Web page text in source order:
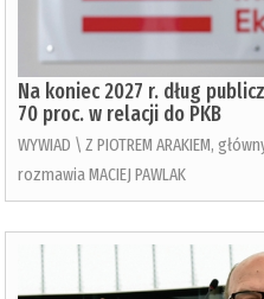
Na koniec 2027 r. dług
70 proc. w relacji do PKB
WYWIAD \ Z PIOTREM ARAKIEM,
rozmawia MACIEJ PAWLAK